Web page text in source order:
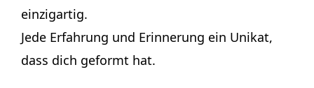
einzigartig.
Jede Erfahrung und Erinnerung ein Unikat,
dass dich geformt hat.